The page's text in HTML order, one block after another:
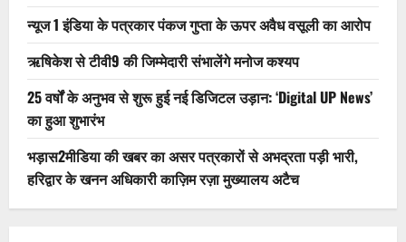
न्यूज 1 इंडिया के पत्रकार पंकज गुप्ता के ऊपर अवैध वसूली का आरोप
ऋषिकेश से टीवी9 की जिम्मेदारी संभालेंगे मनोज कश्यप
25 वर्षों के अनुभव से शुरू हुई नई डिजिटल उड़ान: ‘Digital UP News’
का हुआ शुभारंभ
भड़ास2मीडिया की खबर का असर पत्रकारों से अभद्रता पड़ी भारी,
हरिद्वार के खनन अधिकारी काज़िम रज़ा मुख्यालय अटैच